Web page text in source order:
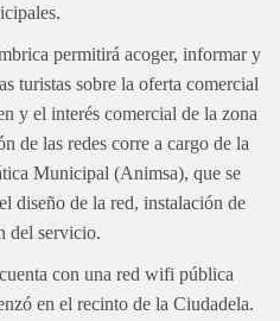
permitirá acoger, informar y
turistas sobre la oferta comercial
y el interés comercial de la zona
de las redes corre a cargo de la
Municipal (Animsa), que se
diseño de la red, instalación de
del servicio.
con una red wifi pública
en el recinto de la Ciudadela.